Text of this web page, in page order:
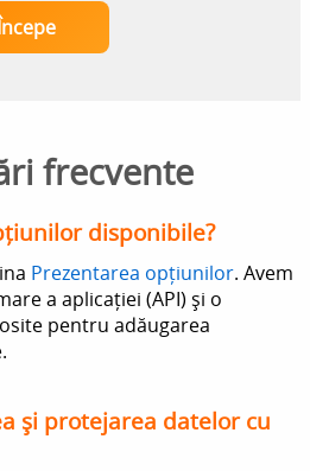
frecvente
disponibile?
Prezentarea opțiunilor. Avem
a aplicației (API) și o
pentru adăugarea
și protejarea datelor cu